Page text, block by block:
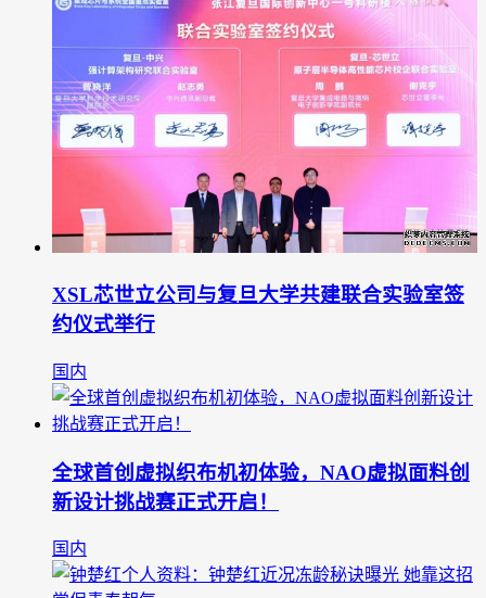
XSL芯世立公司与复旦大学共建联合实验室签
约仪式举行
国内
全球首创虚拟织布机初体验，NAO虚拟面料创
新设计挑战赛正式开启！
国内